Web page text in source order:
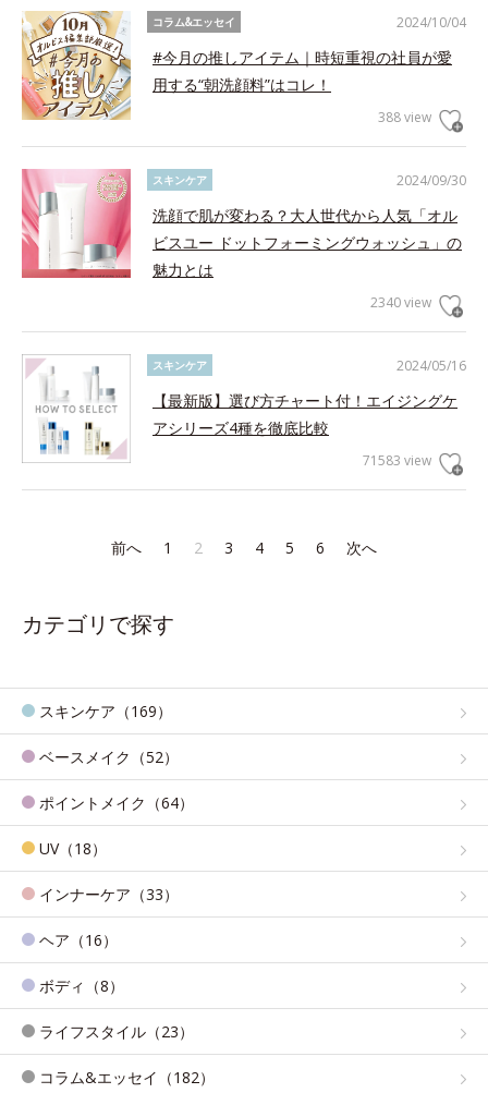
2024/10/04
コラム&エッセイ
#今月の推しアイテム｜時短重視の社員が愛
用する“朝洗顔料”はコレ！
388 view
2024/09/30
スキンケア
洗顔で肌が変わる？大人世代から人気「オル
ビスユー ドットフォーミングウォッシュ」の
魅力とは
2340 view
2024/05/16
スキンケア
【最新版】選び方チャート付！エイジングケ
アシリーズ4種を徹底比較
71583 view
前へ 1 2 3 4 5 6 次へ
カテゴリで探す
スキンケア（169）
ベースメイク（52）
ポイントメイク（64）
UV（18）
インナーケア（33）
ヘア（16）
ボディ（8）
ライフスタイル（23）
コラム&エッセイ（182）